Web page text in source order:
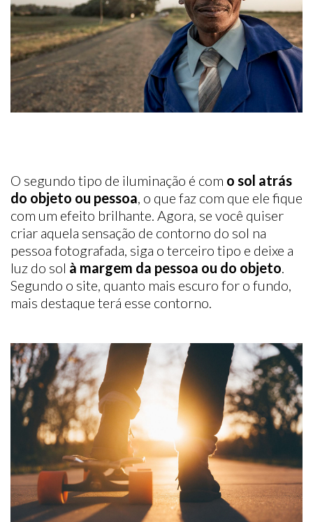
O segundo tipo de iluminação é com o sol atrás
do objeto ou pessoa , o que faz com que ele fique
com um efeito brilhante. Agora, se você quiser
criar aquela sensação de contorno do sol na
pessoa fotografada, siga o terceiro tipo e deixe a
luz do sol à margem da pessoa ou do objeto
Segundo o site, quanto mais escuro for o fundo,
mais destaque terá esse contorno.